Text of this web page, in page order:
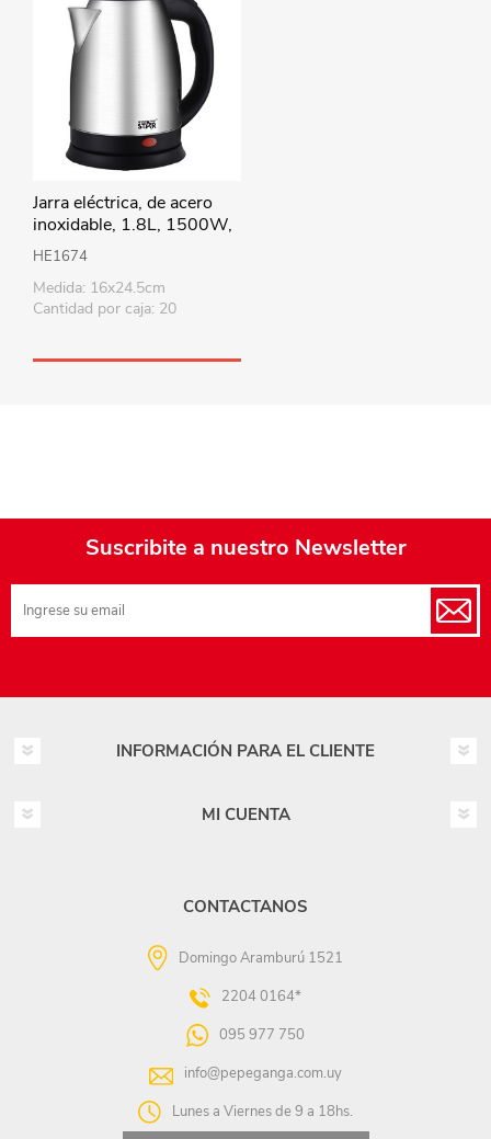
Jarra eléctrica, de acero
inoxidable, 1.8L, 1500W,
en caja, WINNING STAR
HE1674
Medida: 16x24.5cm
Cantidad por caja: 20
Suscribite a nuestro Newsletter
INFORMACIÓN PARA EL CLIENTE
MI CUENTA
CONTACTANOS
Domingo Aramburú 1521
2204 0164*
095 977 750
info@pepeganga.com.uy
Lunes a Viernes de 9 a 18hs.